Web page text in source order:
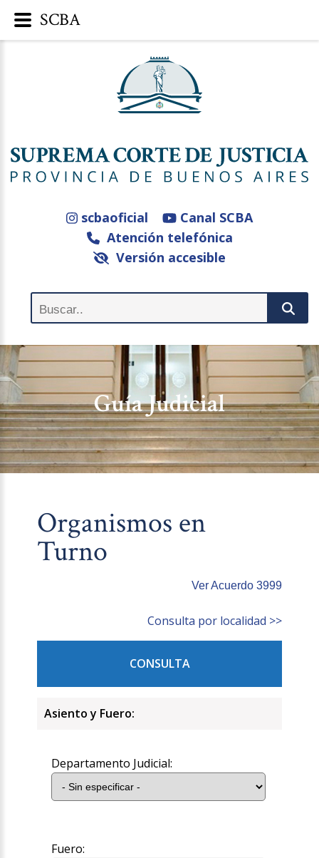
scbaoficial
Canal SCBA
Atención telefónica
Versión accesible
Guía Judicial
Organismos en
Turno
Ver Acuerdo 3999
Consulta por localidad >>
CONSULTA
Asiento y Fuero:
Departamento Judicial:
Fuero:
SCBA